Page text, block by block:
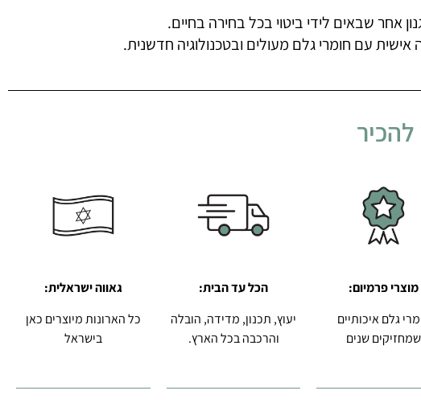
אחר שבאים לידי ביטוי בכל בחירה בחיים.
מוצרי פרמיום:
גלם איכותיים
שמחזיקים שנים
הכל עד הבית:
יעוץ, תכנון, מדידה, הובלה
והרכבה בכל הארץ.
גאווה ישראלית:
כל הארונות מיוצרים כאן
בישראל